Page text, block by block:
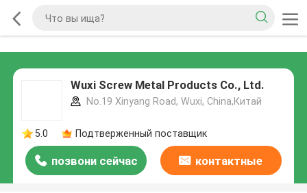
Wuxi Screw Metal Products Co., Ltd.
No.19 Xinyang Road, Wuxi, China,Китай
5.0 Подтверженный поставщик
позвони сейчас контактные